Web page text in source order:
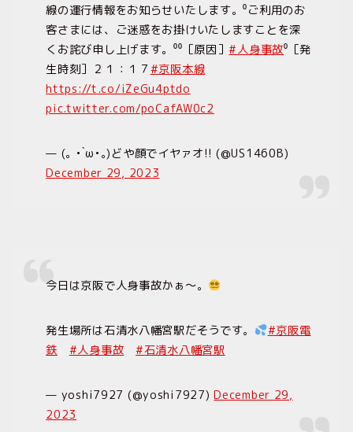
線の運行情報をお知らせいたします。⁰ご利用のお
客さまには、ご迷惑をお掛けいたしますことを深
くお詫び申し上げます。⁰⁰［原因］#人身事故⁰［発
生時刻］２１：１７ #京阪本線
https://t.co/iZeGu4ptdo
pic.twitter.com/poCafAW0c2
— (｡ • ̀ω•｡)どや顔でイヤァオ!! (@US1460B)
December 29, 2023
今日は京阪で人身事故かぁ〜。
発生場所は石清水八幡宮駅だそうです。
#京阪電
鉄
#人身事故 #石清水八幡宮駅
— yoshi7927 (@yoshi7927)December 29,
2023